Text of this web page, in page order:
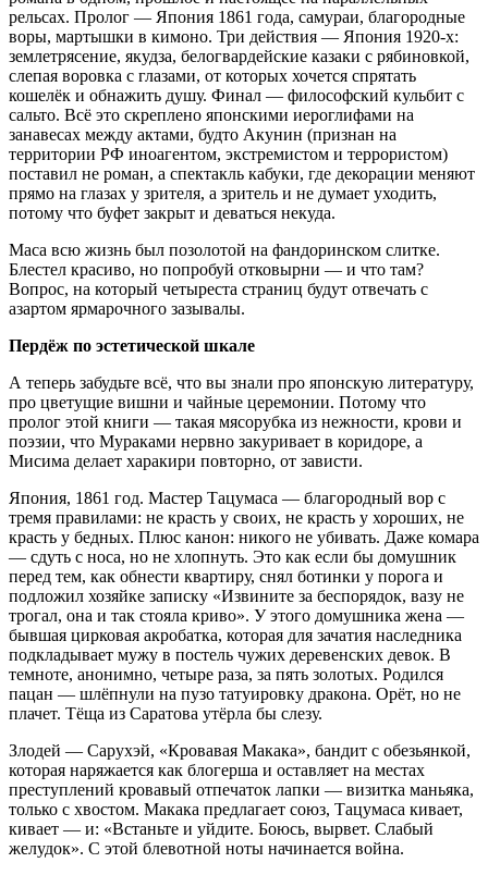
рельсах. Пролог — Япония 1861 года, самураи, благородные
воры, мартышки в кимоно. Три действия — Япония 1920-х:
землетрясение, якудза, белогвардейские казаки с рябиновкой,
слепая воровка с глазами, от которых хочется спрятать
кошелёк и обнажить душу. Финал — философский кульбит с
сальто. Всё это скреплено японскими иероглифами на
занавесах между актами, будто Акунин (признан на
территории РФ иноагентом, экстремистом и террористом)
поставил не роман, а спектакль кабуки, где декорации меняют
прямо на глазах у зрителя, а зритель и не думает уходить,
потому что буфет закрыт и деваться некуда.
Маса всю жизнь был позолотой на фандоринском слитке.
Блестел красиво, но попробуй отковырни — и что там?
Вопрос, на который четыреста страниц будут отвечать с
азартом ярмарочного зазывалы.
Пердёж по эстетической шкале
А теперь забудьте всё, что вы знали про японскую литературу,
про цветущие вишни и чайные церемонии. Потому что
пролог этой книги — такая мясорубка из нежности, крови и
поэзии, что Мураками нервно закуривает в коридоре, а
Мисима делает харакири повторно, от зависти.
Япония, 1861 год. Мастер Тацумаса — благородный вор с
тремя правилами: не красть у своих, не красть у хороших, не
красть у бедных. Плюс канон: никого не убивать. Даже комара
— сдуть с носа, но не хлопнуть. Это как если бы домушник
перед тем, как обнести квартиру, снял ботинки у порога и
подложил хозяйке записку «Извините за беспорядок, вазу не
трогал, она и так стояла криво». У этого домушника жена —
бывшая цирковая акробатка, которая для зачатия наследника
подкладывает мужу в постель чужих деревенских девок. В
темноте, анонимно, четыре раза, за пять золотых. Родился
пацан — шлёпнули на пузо татуировку дракона. Орёт, но не
плачет. Тёща из Саратова утёрла бы слезу.
Злодей — Сарухэй, «Кровавая Макака», бандит с обезьянкой,
которая наряжается как блогерша и оставляет на местах
преступлений кровавый отпечаток лапки — визитка маньяка,
только с хвостом. Макака предлагает союз, Тацумаса кивает,
кивает — и: «Встаньте и уйдите. Боюсь, вырвет. Слабый
желудок». С этой блевотной ноты начинается война.